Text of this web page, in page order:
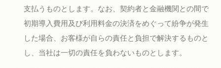
支払うものとします。なお、契約者と金融機関との間で
初期導入費用及び利用料金の決済をめぐって紛争が発生
した場合、お客様が自らの責任と負担で解決するものと
し、当社は一切の責任を負わないものとします。